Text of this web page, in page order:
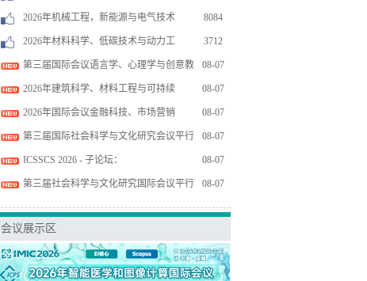
2026年机械工程，新能源与电气技术 8084
2026年材料科学、低碳技术与动力工 3712
第三届国际会议语言学、心理学与创意教 08-07
2026年建筑科学、材料工程与可持续 08-07
2026年国际会议金融科技、市场营销 08-07
第三届国际社会科学与文化研究会议平行 08-07
ICSSCS 2026 - 子论坛： 08-07
第三届社会科学与文化研究国际会议平行 08-07
会议展示区